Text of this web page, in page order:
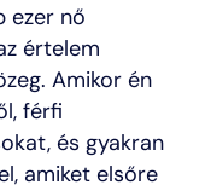
ezer nő
értelem
Amikor én
férfi
és gyakran
amiket elsőre